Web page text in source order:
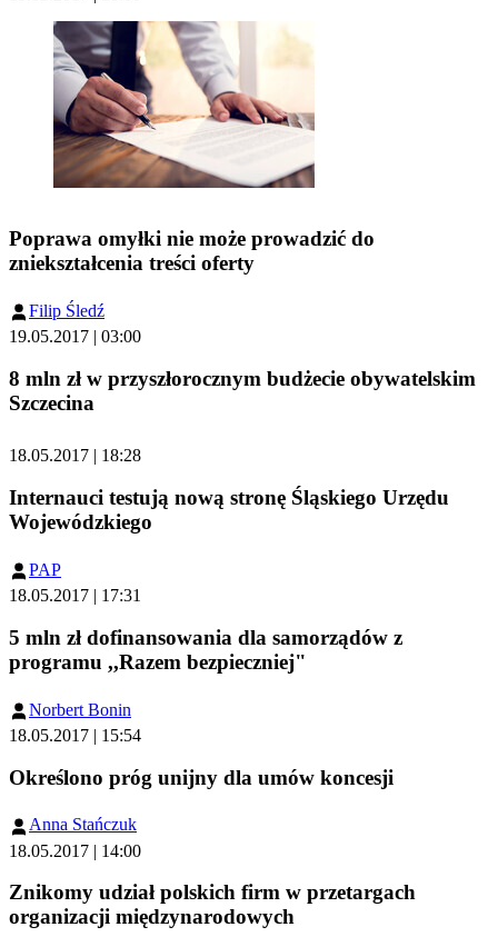
Poprawa omyłki nie może prowadzić do
zniekształcenia treści oferty
Filip Śledź
19.05.2017 | 03:00
8 mln zł w przyszłorocznym budżecie obywatelskim
Szczecina
18.05.2017 | 18:28
Internauci testują nową stronę Śląskiego Urzędu
Wojewódzkiego
PAP
18.05.2017 | 17:31
5 mln zł dofinansowania dla samorządów z
programu ,,Razem bezpieczniej"
Norbert Bonin
18.05.2017 | 15:54
Określono próg unijny dla umów koncesji
Anna Stańczuk
18.05.2017 | 14:00
Znikomy udział polskich firm w przetargach
organizacji międzynarodowych